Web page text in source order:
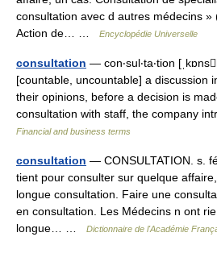
consultation avec d autres médecins »
Action de… …
Encyclopédie Universelle
consultation — con‧sul‧ta‧tion
[countable, uncountable] a discussion
their opinions, before a decision is
consultation with staff, the company
Financial and business terms
consultation — CONSULTATION. s.
tient pour consulter sur quelque
longue consultation. Faire une
en consultation. Les Médecins n ont
longue… …
Dictionnaire de l'Académie